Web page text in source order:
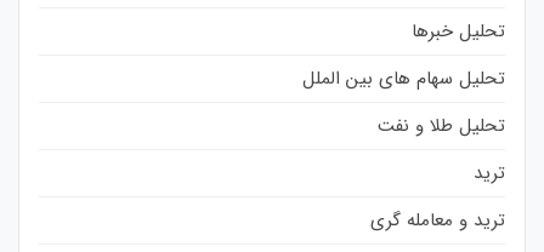
تحلیل خبرها
تحلیل سهام های بین الملل
تحلیل طلا و نفت
ترید
ترید و معامله گری